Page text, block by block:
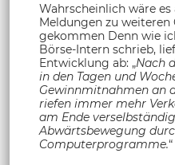
Wahrscheinlich wäre
Meldungen zu
gekommen Denn wie
Börse-Intern schrieb,
Entwicklung ab: „Nach
in den Tagen und
Gewinnmitnahmen an
riefen immer mehr
am Ende
Abwärtsbewegung
Computerprogramme.“